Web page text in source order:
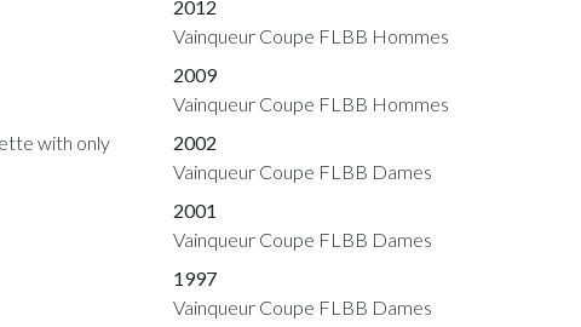
with only
2012
Vainqueur Coupe FLBB Hommes
2009
Vainqueur Coupe FLBB Hommes
2002
Vainqueur Coupe FLBB Dames
2001
Vainqueur Coupe FLBB Dames
1997
Vainqueur Coupe FLBB Dames